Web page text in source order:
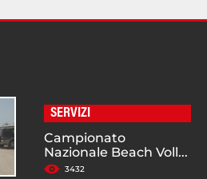
SERVIZI
Campionato
Nazionale Beach Voll...
3432